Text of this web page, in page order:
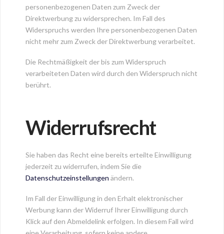
personenbezogenen Daten zum Zweck der
Direktwerbung zu widersprechen. Im Fall des
Widerspruchs werden Ihre personenbezogenen Daten
nicht mehr zum Zweck der Direktwerbung verarbeitet.
Die Rechtmäßigkeit der bis zum Widerspruch
verarbeiteten Daten wird durch den Widerspruch nicht
berührt.
Widerrufsrecht
Sie haben das Recht eine bereits erteilte Einwilligung
jederzeit zu widerrufen, indem Sie die
Datenschutzeinstellungen ändern.
Im Fall der Einwilligung in den Erhalt elektronischer
Werbung kann der Widerruf Ihrer Einwilligung durch
Klick auf den Abmeldelink erfolgen. In diesem Fall wird